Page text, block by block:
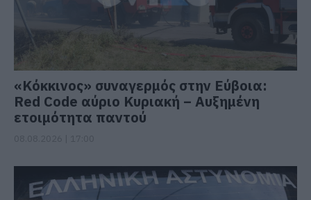
«Κόκκινος» συναγερμός στην Εύβοια:
Red Code αύριο Κυριακή – Αυξημένη
ετοιμότητα παντού